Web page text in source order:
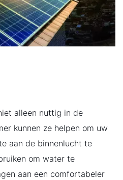
alleen nuttig in de
kunnen ze helpen om uw
aan de binnenlucht te
om water te
aan een comfortabeler